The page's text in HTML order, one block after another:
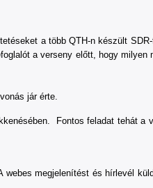
a több QTH-n készült
a verseny előtt, hogy milyen
jár érte.
Fontos feladat tehát a
megjelenítést és hírlevél